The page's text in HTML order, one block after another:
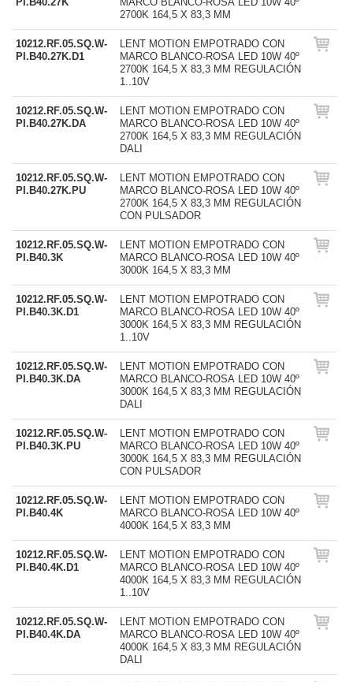
2700K 164,5 X 83,3 MM
10212.RF.05.SQ.W-
PI.B40.27K.D1
LENT MOTION EMPOTRADO CON
MARCO BLANCO-ROSA LED 10W 40º
2700K 164,5 X 83,3 MM REGULACIÓN
1..10V
10212.RF.05.SQ.W-
PI.B40.27K.DA
LENT MOTION EMPOTRADO CON
MARCO BLANCO-ROSA LED 10W 40º
2700K 164,5 X 83,3 MM REGULACIÓN
DALI
10212.RF.05.SQ.W-
PI.B40.27K.PU
LENT MOTION EMPOTRADO CON
MARCO BLANCO-ROSA LED 10W 40º
2700K 164,5 X 83,3 MM REGULACIÓN
CON PULSADOR
10212.RF.05.SQ.W-
PI.B40.3K
LENT MOTION EMPOTRADO CON
MARCO BLANCO-ROSA LED 10W 40º
3000K 164,5 X 83,3 MM
10212.RF.05.SQ.W-
PI.B40.3K.D1
LENT MOTION EMPOTRADO CON
MARCO BLANCO-ROSA LED 10W 40º
3000K 164,5 X 83,3 MM REGULACIÓN
1..10V
10212.RF.05.SQ.W-
PI.B40.3K.DA
LENT MOTION EMPOTRADO CON
MARCO BLANCO-ROSA LED 10W 40º
3000K 164,5 X 83,3 MM REGULACIÓN
DALI
10212.RF.05.SQ.W-
PI.B40.3K.PU
LENT MOTION EMPOTRADO CON
MARCO BLANCO-ROSA LED 10W 40º
3000K 164,5 X 83,3 MM REGULACIÓN
CON PULSADOR
10212.RF.05.SQ.W-
PI.B40.4K
LENT MOTION EMPOTRADO CON
MARCO BLANCO-ROSA LED 10W 40º
4000K 164,5 X 83,3 MM
10212.RF.05.SQ.W-
PI.B40.4K.D1
LENT MOTION EMPOTRADO CON
MARCO BLANCO-ROSA LED 10W 40º
4000K 164,5 X 83,3 MM REGULACIÓN
1..10V
10212.RF.05.SQ.W-
PI.B40.4K.DA
LENT MOTION EMPOTRADO CON
MARCO BLANCO-ROSA LED 10W 40º
4000K 164,5 X 83,3 MM REGULACIÓN
DALI